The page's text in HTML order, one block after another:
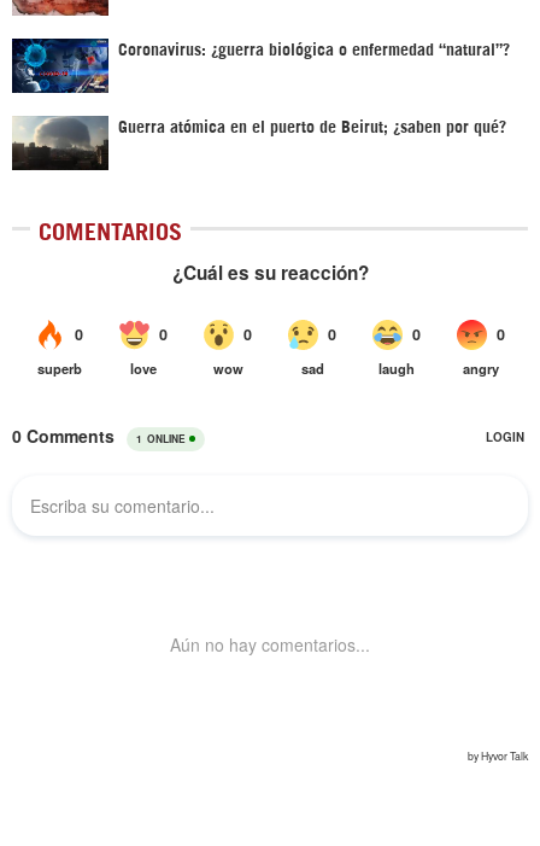
Coronavirus: ¿guerra biológica o enfermedad “natural”?
Guerra atómica en el puerto de Beirut; ¿saben por qué?
COMENTARIOS